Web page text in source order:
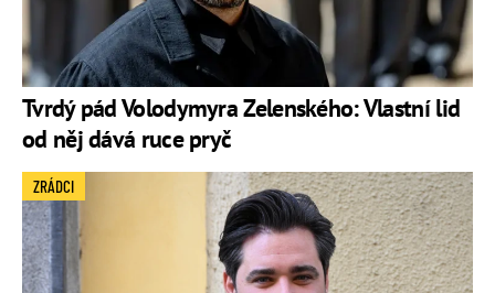
Tvrdý pád Volodymyra Zelenského: Vlastní lid
od něj dává ruce pryč
ZRÁDCI